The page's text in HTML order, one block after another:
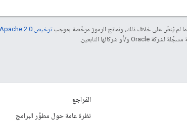
ما لم يُنصّ على خلاف ذلك، ونماذج الرموز مرخّصة بموجبترخيص Apache 2.0‏
المَراجع
نظرة عامة حول مطوِّر البرامج